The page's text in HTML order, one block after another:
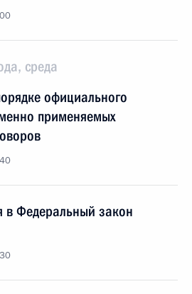
среда
официального
применяемых
в Федеральный закон